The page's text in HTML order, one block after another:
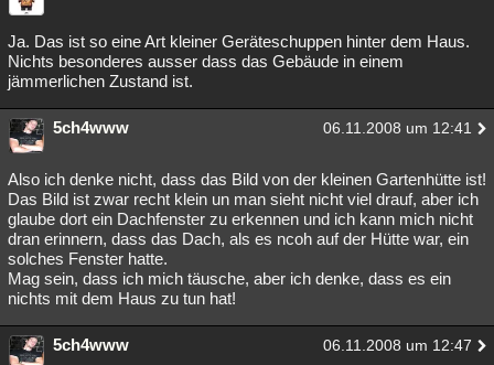
Ja. Das ist so eine Art kleiner Geräteschuppen hinter dem Haus.
Nichts besonderes ausser dass das Gebäude in einem
jämmerlichen Zustand ist.
5ch4www 06.11.2008 um 12:41
Also ich denke nicht, dass das Bild von der kleinen Gartenhütte ist!
Das Bild ist zwar recht klein un man sieht nicht viel drauf, aber ich
glaube dort ein Dachfenster zu erkennen und ich kann mich nicht
dran erinnern, dass das Dach, als es ncoh auf der Hütte war, ein
solches Fenster hatte.
Mag sein, dass ich mich täusche, aber ich denke, dass es ein
nichts mit dem Haus zu tun hat!
5ch4www 06.11.2008 um 12:47